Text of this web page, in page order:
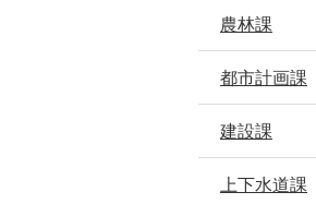
農林課
都市計画課
建設課
上下水道課